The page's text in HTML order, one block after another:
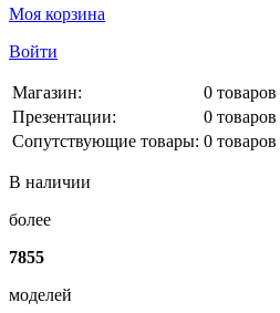
Моя корзина
Войти
Магазин: 0 товаров
Презентации:
0 товаров
Сопутствующие товары: 0 товаров
В наличии
более
7855
моделей